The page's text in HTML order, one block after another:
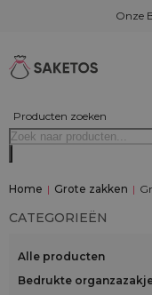
Onze
Producten zoeken
Home | Grote zakken |
CATEGORIEËN
Alle producten
Bedrukte